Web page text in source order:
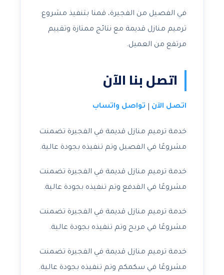
في الفصيل من الفجيرة، قمنا بتنفيذ مشروع
ترميم منازل قديمة مع نتائج ممتازة وتقييم
مرتفع من العميل.
اتصل بنا الآن
اتصل الآن تواصل واتساب
خدمة ترميم منازل قديمة في الفجيرة تضمنت
مشروعًا في الفصيل وتم تنفيذه بجودة عالية.
خدمة ترميم منازل قديمة في الفجيرة تضمنت
مشروعًا في القدفع وتم تنفيذه بجودة عالية.
خدمة ترميم منازل قديمة في الفجيرة تضمنت
مشروعًا في مربح وتم تنفيذه بجودة عالية.
خدمة ترميم منازل قديمة في الفجيرة تضمنت
مشروعًا في سكمكم وتم تنفيذه بجودة عالية.